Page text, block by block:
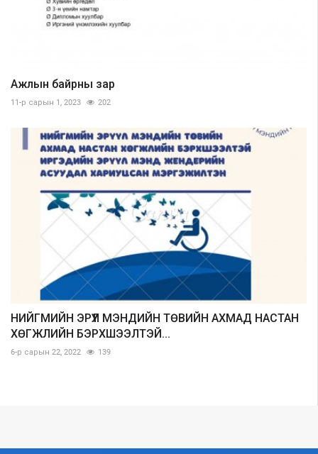
Ажлын байрны зар
11-р сарын 1, 2023 202
НИЙГМИЙН ЭРҮҮЛ МЭНДИЙН ТӨВИЙН АХМАД НАСТАН
ХӨГЖЛИЙН БЭРХШЭЭЛТЭЙ...
6-р сарын 22, 2022 139